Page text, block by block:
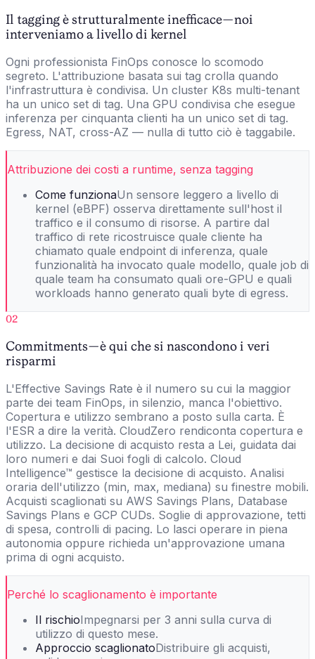
Il tagging è strutturalmente inefficace — noi
interveniamo a livello di kernel
Ogni professionista FinOps conosce lo scomodo
segreto. L'attribuzione basata sui tag crolla quando
l'infrastruttura è condivisa. Un cluster K8s multi-tenant
ha un unico set di tag. Una GPU condivisa che esegue
inferenza per cinquanta clienti ha un unico set di tag.
Egress, NAT, cross-AZ — nulla di tutto ciò è taggabile.
Attribuzione dei costi a runtime, senza tagging
Come funzionaUn sensore leggero a livello di
kernel (eBPF) osserva direttamente sull'host il
traffico e il consumo di risorse. A partire dal
traffico di rete ricostruisce quale cliente ha
chiamato quale endpoint di inferenza, quale
funzionalità ha invocato quale modello, quale job di
quale team ha consumato quali ore-GPU e quali
workloads hanno generato quali byte di egress.
02
Commitments — è qui che si nascondono i veri
risparmi
L'Effective Savings Rate è il numero su cui la maggior
parte dei team FinOps, in silenzio, manca l'obiettivo.
Copertura e utilizzo sembrano a posto sulla carta. È
l'ESR a dire la verità. CloudZero rendiconta copertura e
utilizzo. La decisione di acquisto resta a Lei, guidata dai
loro numeri e dai Suoi fogli di calcolo. Cloud
Intelligence™ gestisce la decisione di acquisto. Analisi
oraria dell'utilizzo (min, max, mediana) su finestre mobili.
Acquisti scaglionati su AWS Savings Plans, Database
Savings Plans e GCP CUDs. Soglie di approvazione, tetti
di spesa, controlli di pacing. Lo lasci operare in piena
autonomia oppure richieda un'approvazione umana
prima di ogni acquisto.
Perché lo scaglionamento è importante
Il rischioImpegnarsi per 3 anni sulla curva di
utilizzo di questo mese.
Approccio scaglionatoDistribuire gli acquisti,